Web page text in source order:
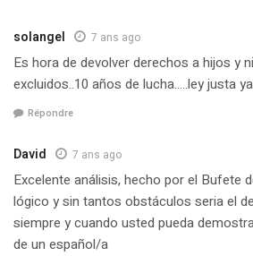
solangel 7 ans ago
Es hora de devolver derechos a hijos y
excluidos..10 años de lucha…..ley justa
Répondre
David 7 ans ago
Excelente análisis, hecho por el Bufete
lógico y sin tantos obstáculos seria el
siempre y cuando usted pueda
de un español/a